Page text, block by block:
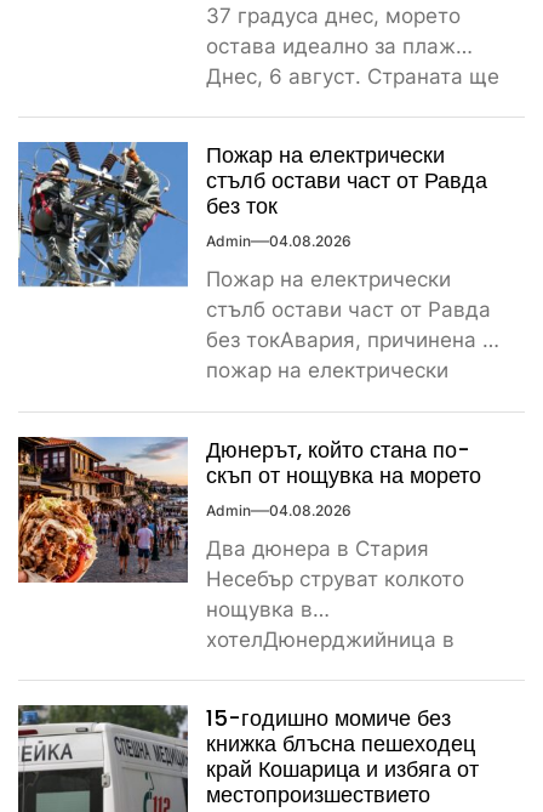
37 градуса днес, морето
остава идеално за плаж
Днес, 6 август. Страната ще
Пожар на електрически
стълб остави част от Равда
без ток
Admin 04.08.2026
Пожар на електрически
стълб остави част от Равда
без токАвария, причинена от
пожар на електрически
Дюнерът, който стана по-
скъп от нощувка на морето
Admin 04.08.2026
Два дюнера в Стария
Несебър струват колкото
нощувка в
хотелДюнерджийница в
скъпотия на храната...
15-годишно момиче без
книжка блъсна пешеходец
край Кошарица и избяга от
местопроизшествието